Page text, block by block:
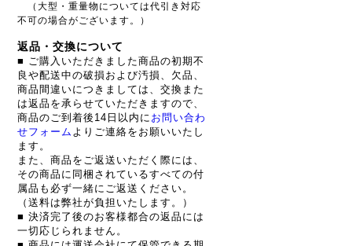
（大型・重量物については代引き対応
不可の場合がございます。）
返品・交換について
■ ご購入いただきました商品の初期不
良や配送中の破損および汚損、欠品、
商品間違いにつきましては、交換また
は返品を承らせていただきますので、
商品のご到着後14日以内に お問い合わ
せフォーム よりご連絡をお願いいたし
ます。
また、商品をご返送いただく際には、
その商品に同梱されているすべての付
属品も必ず一緒にご返送ください。
（送料は弊社が負担いたします。）
■ 決済完了後のお客様都合の返品には
一切応じられません。